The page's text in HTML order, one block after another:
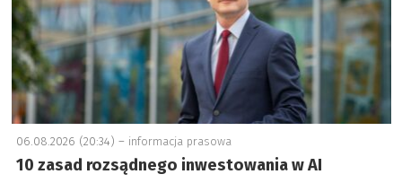
06.08.2026 (20:34) – informacja prasowa
10 zasad rozsądnego inwestowania w AI